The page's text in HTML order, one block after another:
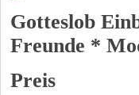
Gotteslob
Freunde *
Preis